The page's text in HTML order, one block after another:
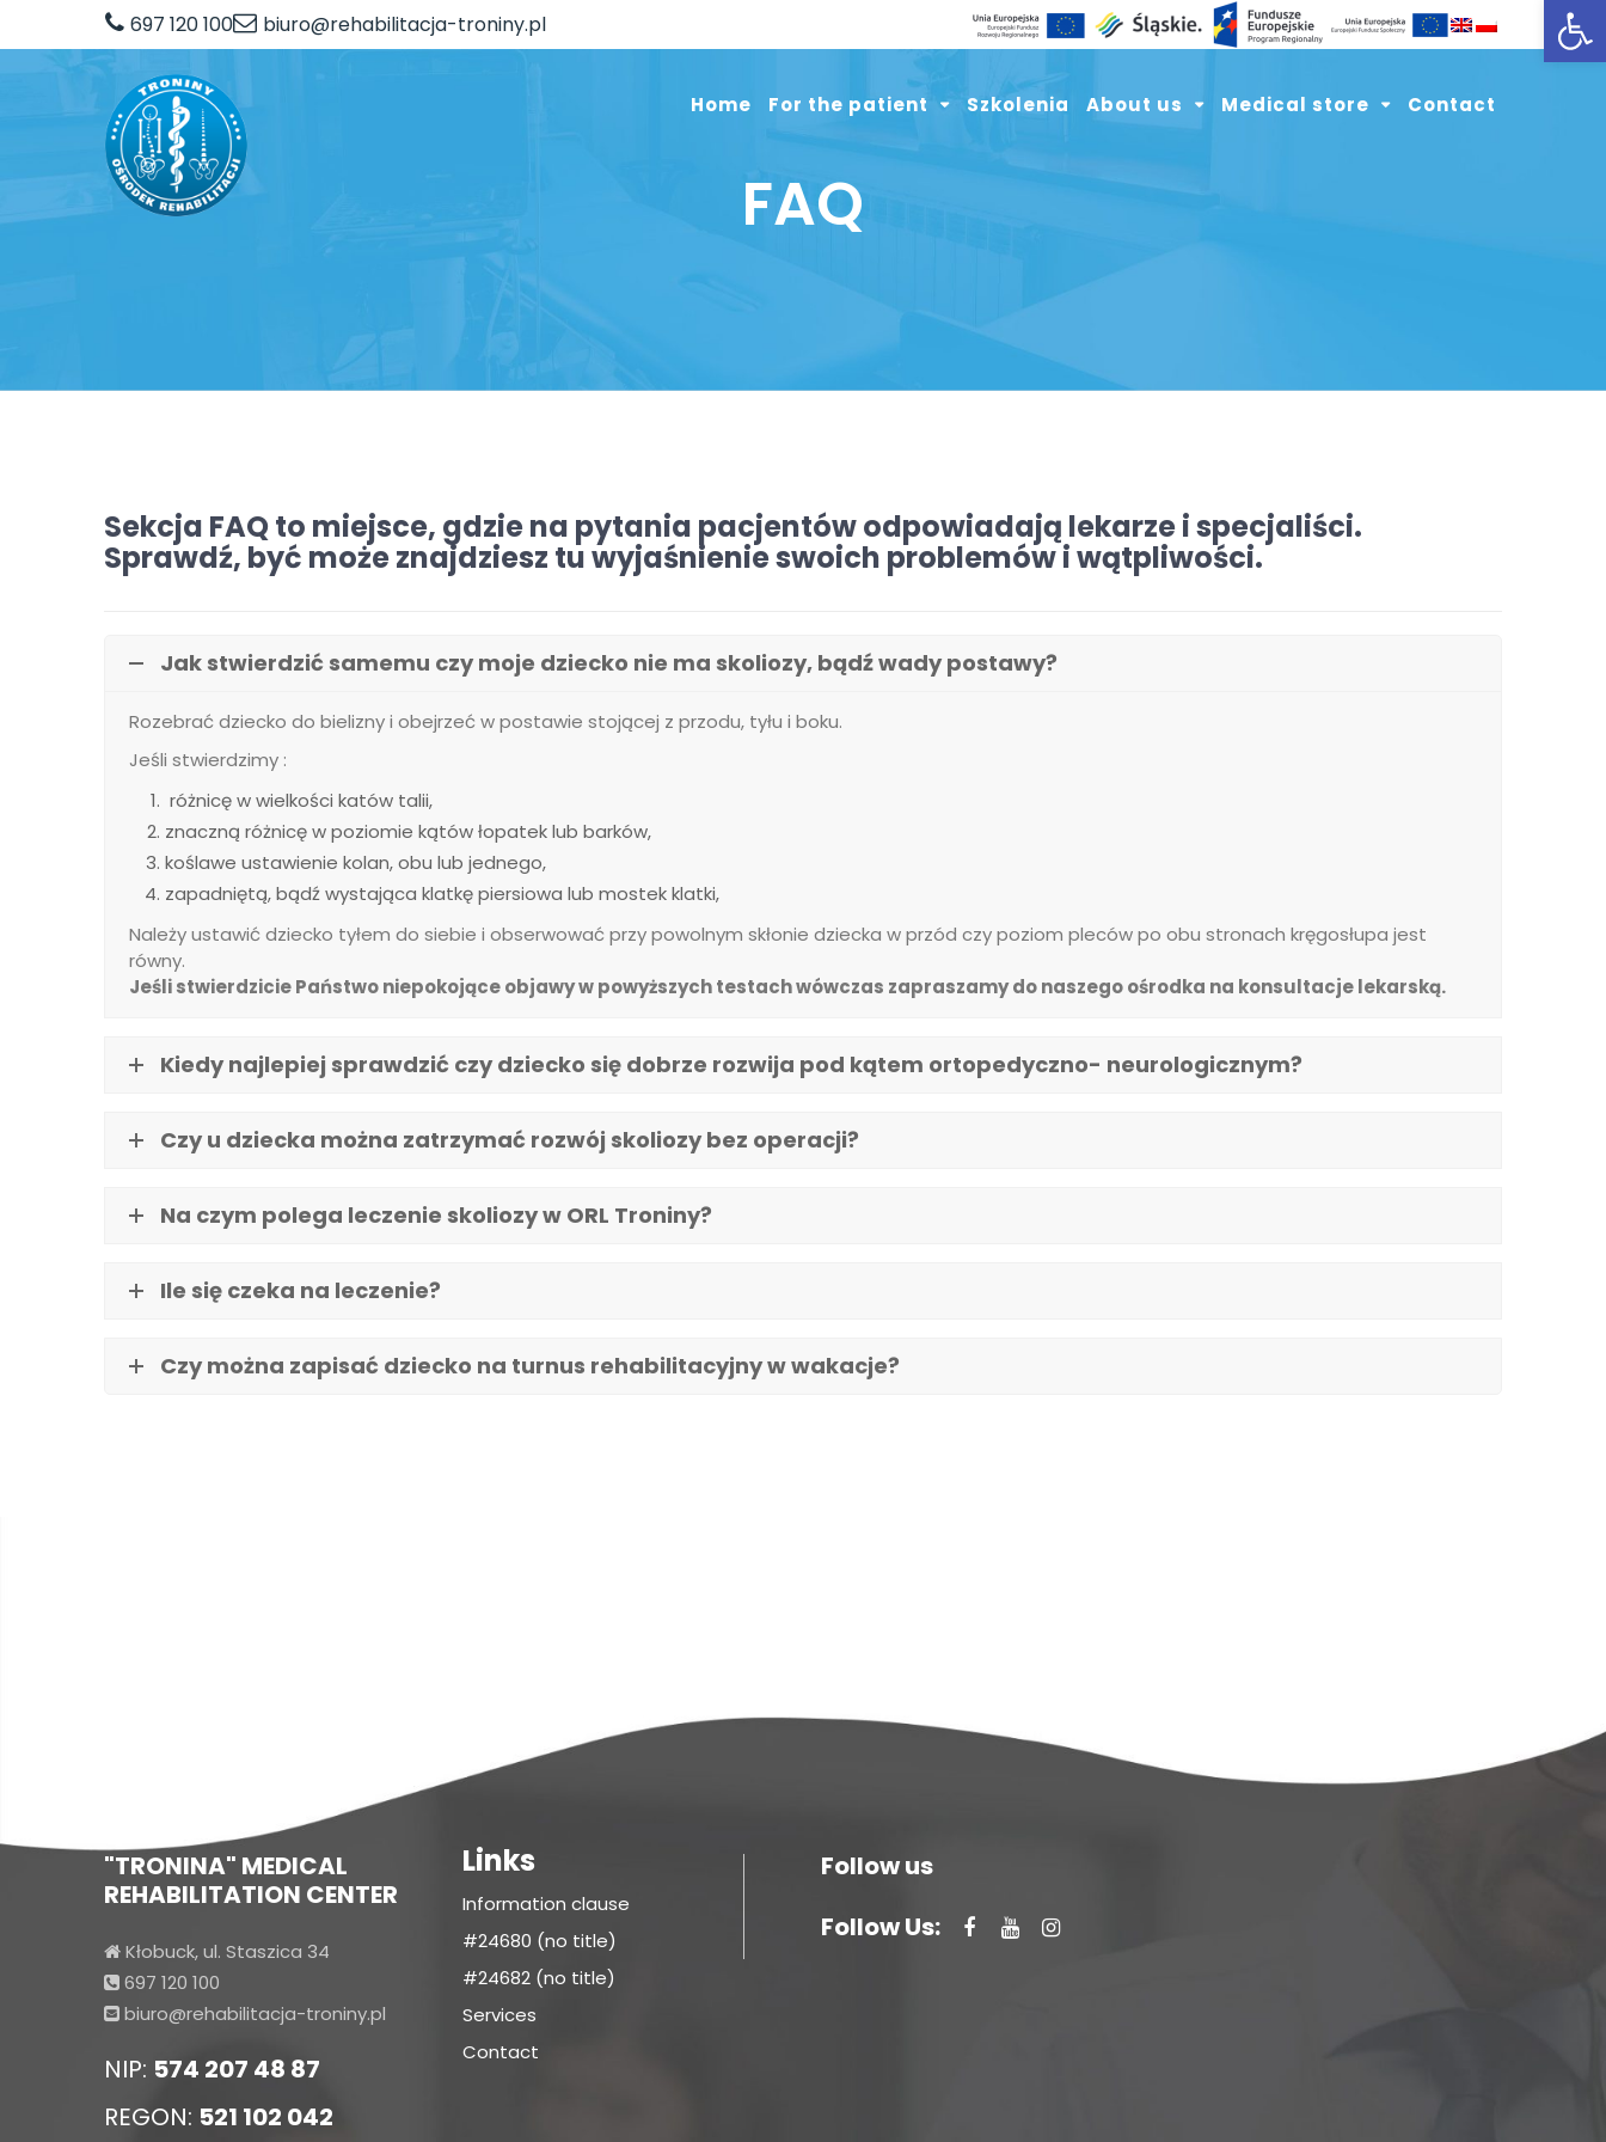
697 120 100 biuro@rehabilitacja-troniny.pl
Home For the patient Szkolenia About us Medical store Contact
FAQ
Sekcja FAQ to miejsce, gdzie na pytania pacjentów odpowiadają lekarze i specjaliści.
Sprawdź, być może znajdziesz tu wyjaśnienie swoich problemów i wątpliwości.
Jak stwierdzić samemu czy moje dziecko nie ma skoliozy, bądź wady postawy?
Rozebrać dziecko do bielizny i obejrzeć w postawie stojącej z przodu, tyłu i boku.
Jeśli stwierdzimy :
różnicę w wielkości katów talii,
znaczną różnicę w poziomie kątów łopatek lub barków,
koślawe ustawienie kolan, obu lub jednego,
zapadniętą, bądź wystająca klatkę piersiowa lub mostek klatki,
Należy ustawić dziecko tyłem do siebie i obserwować przy powolnym skłonie dziecka w przód czy poziom pleców po obu stronach kręgosłupa jest
równy.
Jeśli stwierdzicie Państwo niepokojące objawy w powyższych testach wówczas zapraszamy do naszego ośrodka na konsultacje lekarską.
Kiedy najlepiej sprawdzić czy dziecko się dobrze rozwija pod kątem ortopedyczno- neurologicznym?
Czy u dziecka można zatrzymać rozwój skoliozy bez operacji?
Na czym polega leczenie skoliozy w ORL Troniny?
Ile się czeka na leczenie?
Czy można zapisać dziecko na turnus rehabilitacyjny w wakacje?
"TRONINA" MEDICAL
REHABILITATION CENTER
Kłobuck, ul. Staszica 34
697 120 100
biuro@rehabilitacja-troniny.pl
NIP: 574 207 48 87
REGON: 521 102 042
Links
Information clause
#24680 (no title)
#24682 (no title)
Services
Contact
Follow us
Follow Us: